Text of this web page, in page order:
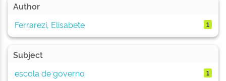
Author
Ferrarezi, Elisabete
1
Subject
escola de governo
1